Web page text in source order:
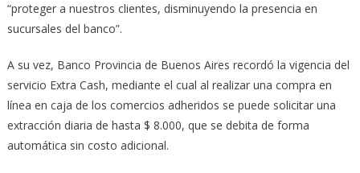
“proteger a nuestros clientes, disminuyendo la presencia en
sucursales del banco”.
A su vez, Banco Provincia de Buenos Aires recordó la vigencia del
servicio Extra Cash, mediante el cual al realizar una compra en
línea en caja de los comercios adheridos se puede solicitar una
extracción diaria de hasta $ 8.000, que se debita de forma
automática sin costo adicional.